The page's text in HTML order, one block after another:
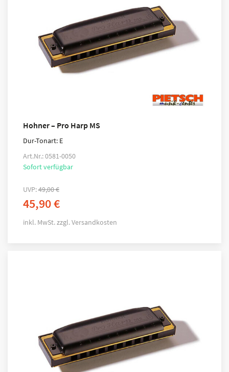
Hohner – Pro Harp MS
Dur-Tonart: E
Art.Nr.: 0581-0050
Sofort verfügbar
UVP:49,00€
45,90€
inkl. MwSt. zzgl.Versandkosten